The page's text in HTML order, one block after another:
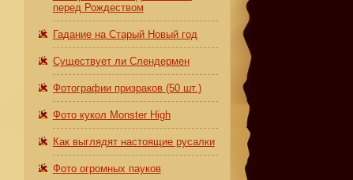
перед Рождеством
Гадание на Старый Новый год
Существует ли Слендермен
Фотографии призраков (50 шт.)
Фото кукол Monster High
Как выглядят настоящие русалки
Фото огромных пауков